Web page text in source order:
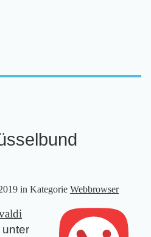
in Kategorie Webbrowser
unter